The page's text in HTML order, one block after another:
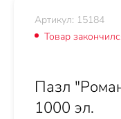
Артикул: 15184
Товар
Пазл
1000 эл.